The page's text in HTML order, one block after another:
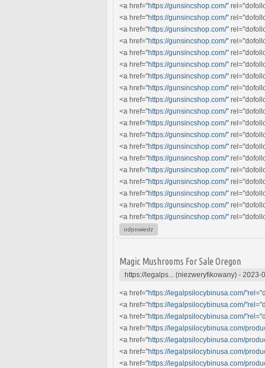
<a href="https://gunsincshop.com/"
<a href="https://gunsincshop.com/"
<a href="https://gunsincshop.com/"
<a href="https://gunsincshop.com/"
<a href="https://gunsincshop.com/"
<a href="https://gunsincshop.com/"
<a href="https://gunsincshop.com/"
<a href="https://gunsincshop.com/"
<a href="https://gunsincshop.com/"
<a href="https://gunsincshop.com/"
<a href="https://gunsincshop.com/"
<a href="https://gunsincshop.com/"
<a href="https://gunsincshop.com/"
<a href="https://gunsincshop.com/"
<a href="https://gunsincshop.com/"
<a href="https://gunsincshop.com/"
<a href="https://gunsincshop.com/"
<a href="https://gunsincshop.com/"
<a href="https://gunsincshop.com/"
odpowiedz
Magic Mushrooms For Sale Oregon
https://legalps... (niezweryfikowany) - 2023-
<a href="https://legalpsilocybinusa.com/
<a href="https://legalpsilocybinusa.com/
<a href="https://legalpsilocybinusa.com/
<a href="https://legalpsilocybinusa.com/
<a href="https://legalpsilocybinusa.com/
<a href="https://legalpsilocybinusa.com/
<a href="https://legalpsilocybinusa.com/